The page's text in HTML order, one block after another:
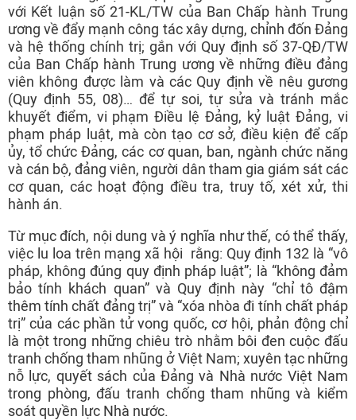
với Kết luận số 21-KL/TW của Ban Chấp hành Trung
ương về đẩy mạnh công tác xây dựng, chỉnh đốn Đảng
và hệ thống chính trị; gắn với Quy định số 37-QĐ/TW
của Ban Chấp hành Trung ương về những điều đảng
viên không được làm và các Quy định về nêu gương
(Quy định 55, 08)… để tự soi, tự sửa và tránh mắc
khuyết điểm, vi phạm Điều lệ Đảng, kỷ luật Đảng, vi
phạm pháp luật, mà còn tạo cơ sở, điều kiện để cấp
ủy, tổ chức Đảng, các cơ quan, ban, ngành chức năng
và cán bộ, đảng viên, người dân tham gia giám sát các
cơ quan, các hoạt động điều tra, truy tố, xét xử, thi
hành án.
Từ mục đích, nội dung và ý nghĩa như thế, có thể thấy,
việc lu loa trên mạng xã hội rằng: Quy định 132 là “vô
pháp, không đúng quy định pháp luật”; là “không đảm
bảo tính khách quan” và Quy định này “chỉ tô đậm
thêm tính chất đảng trị” và “xóa nhòa đi tính chất pháp
trị” của các phần tử vong quốc, cơ hội, phản động chỉ
là một trong những chiêu trò nhằm bôi đen cuộc đấu
tranh chống tham nhũng ở Việt Nam; xuyên tạc những
nỗ lực, quyết sách của Đảng và Nhà nước Việt Nam
trong phòng, đấu tranh chống tham nhũng và kiểm
soát quyền lực Nhà nước.